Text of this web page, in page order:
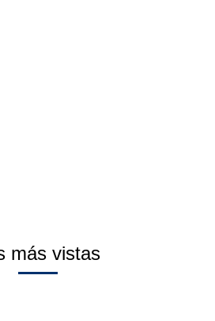
más vistas